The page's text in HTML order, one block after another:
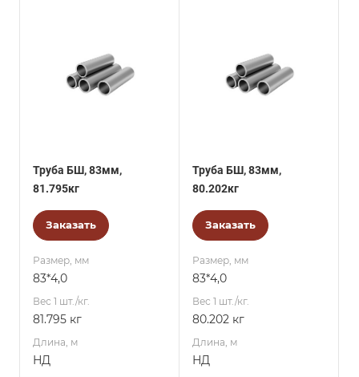
Труба БШ, 83мм,
81.795кг
Заказать
Размер, мм
83*4,0
Вес 1 шт./кг.
81.795 кг
Длина, м
НД
Труба БШ, 83мм,
80.202кг
Заказать
Размер, мм
83*4,0
Вес 1 шт./кг.
80.202 кг
Длина, м
НД